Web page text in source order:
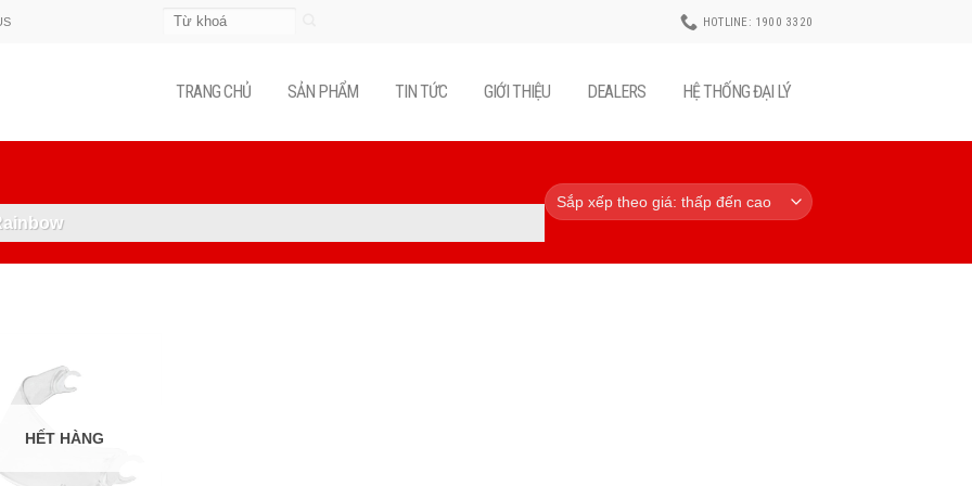
Tìm
HOTLINE: 1900 3320
TRANG CHỦ SẢN PHẨM TIN TỨC GIỚI THIỆU DEALERS HỆ THỐNG ĐẠI LÝ
HẾT HÀNG